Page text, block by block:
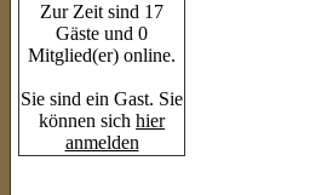
Zur Zeit sind 17
Gäste und 0
Mitglied(er) online.
Sie sind ein Gast. Sie
können sich hier
anmelden